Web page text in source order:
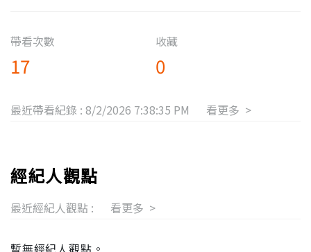
帶看次數
17
收藏
0
最近帶看紀錄 : 8/2/2026 7:38:35 PM 看更多 >
經紀人觀點
最近經紀人觀點 : 看更多 >
暫無經紀人觀點。